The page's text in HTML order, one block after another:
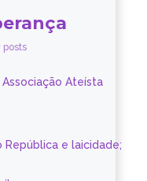
posts
Ateísta
República e laicidade;